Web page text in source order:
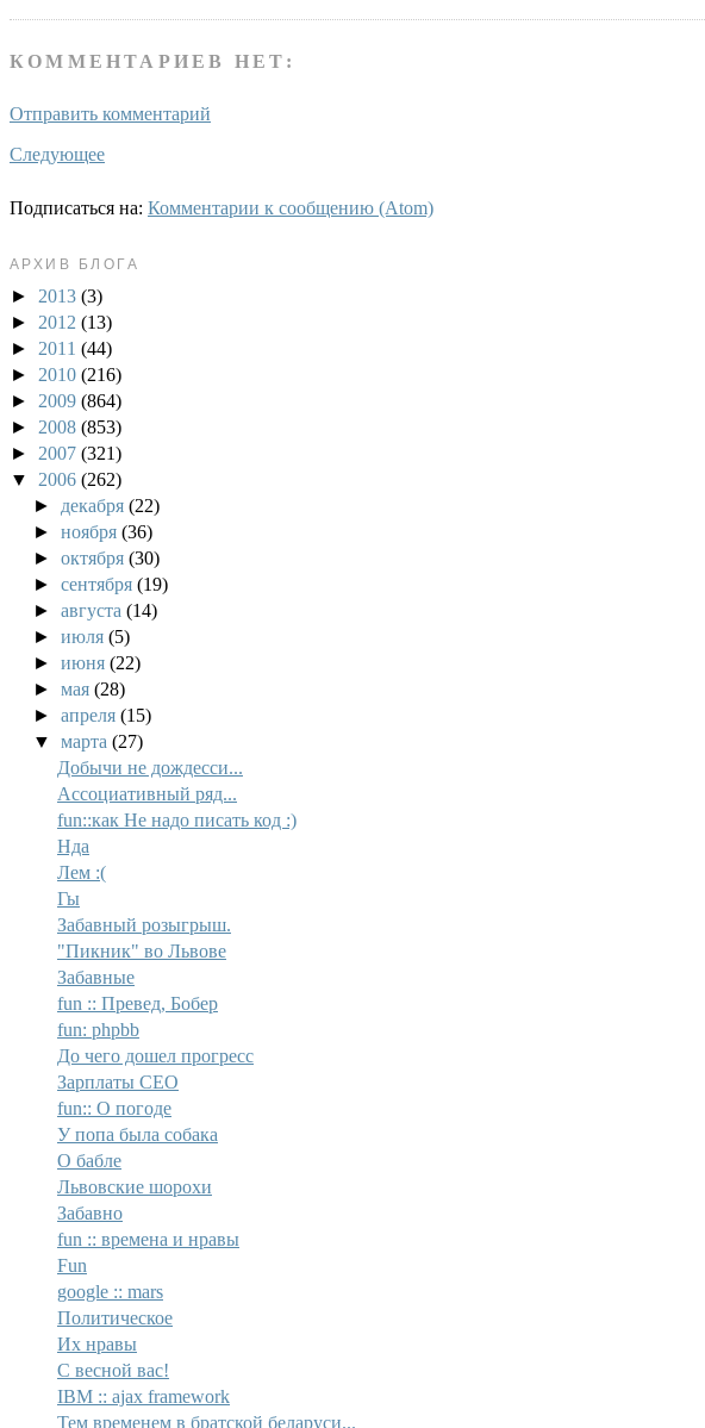
КОММЕНТАРИЕВ НЕТ:
Отправить комментарий
Следующее
Подписаться на: Комментарии к сообщению (Atom)
АРХИВ БЛОГА
► 2013 (3)
► 2012 (13)
► 2011 (44)
► 2010 (216)
► 2009 (864)
► 2008 (853)
► 2007 (321)
▼ 2006 (262)
► декабря(22)
►ноября(36)
►октября(30)
►сентября(19)
►августа(14)
►июля(5)
►июня(22)
►мая(28)
►апреля(15)
▼марта(27)
Добычи не дождесси...
Ассоциативный ряд...
fun::как Не надо писать код :)
Нда
Лем :(
Гы
Забавный розыгрыш.
"Пикник" во Львове
Забавные
fun :: Превед, Бобер
fun: phpbb
До чего дошел прогресс
Зарплаты СЕО
fun:: О погоде
У попа была собака
О бабле
Львовские шорохи
Забавно
fun :: времена и нравы
Fun
google :: mars
Политическое
Их нравы
С весной вас!
IBM :: ajax framework
Тем временем в братской беларуси...